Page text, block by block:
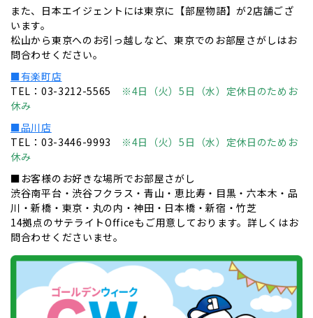
また、日本エイジェントには東京に【部屋物語】が2店舗ござ
います。
松山から東京へのお引っ越しなど、東京でのお部屋さがしはお
問合わせください。
■有楽町店
TEL：03-3212-5565
※4日（火）5日（水）定休日のためお
休み
■品川店
TEL：03-3446-9993
※4日（火）5日（水）定休日のためお
休み
■お客様のお好きな場所でお部屋さがし
渋谷南平台・渋谷フクラス・青山・恵比寿・目黒・六本木・品
川・新橋・東京・丸の内・神田・日本橋・新宿・竹芝
14拠点のサテライトOfficeもご用意しております。詳しくはお
問合わせくださいませ。